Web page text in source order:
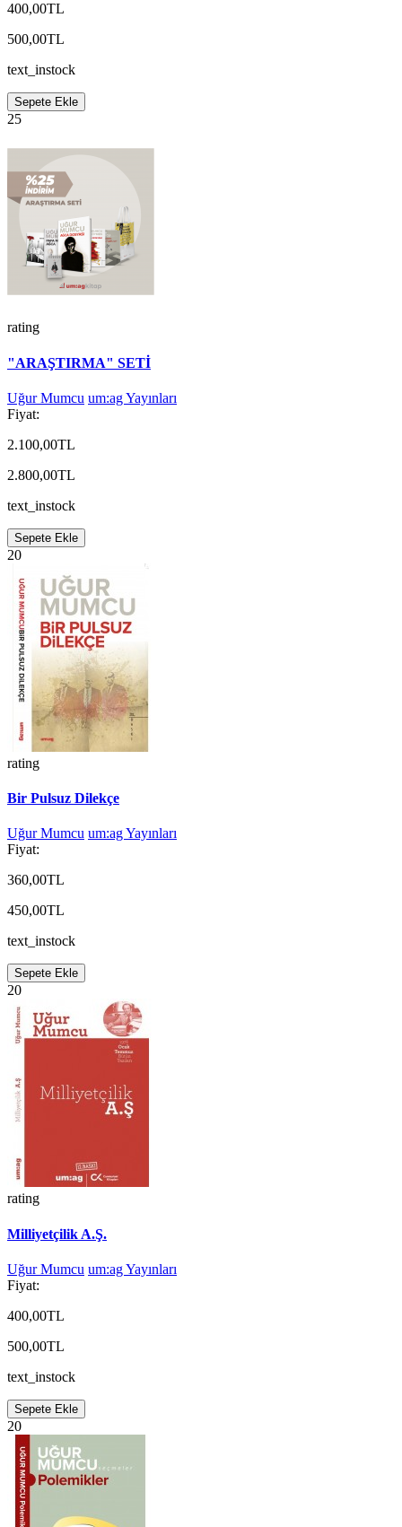
400,00TL
500,00TL
text_instock
Sepete Ekle
25
rating
"ARAŞTIRMA" SETİ
Uğur Mumcu um:ag Yayınları
Fiyat:
2.100,00TL
2.800,00TL
text_instock
Sepete Ekle
20
rating
Bir Pulsuz Dilekçe
Uğur Mumcu um:ag Yayınları
Fiyat:
360,00TL
450,00TL
text_instock
Sepete Ekle
20
rating
Milliyetçilik A.Ş.
Uğur Mumcu um:ag Yayınları
Fiyat:
400,00TL
500,00TL
text_instock
Sepete Ekle
20